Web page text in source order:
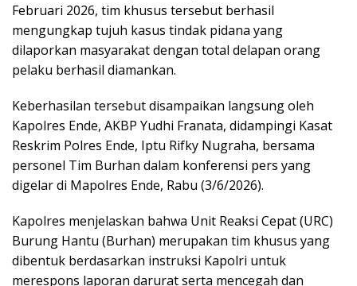
Februari 2026, tim khusus tersebut berhasil
mengungkap tujuh kasus tindak pidana yang
dilaporkan masyarakat dengan total delapan orang
pelaku berhasil diamankan.
Keberhasilan tersebut disampaikan langsung oleh
Kapolres Ende, AKBP Yudhi Franata, didampingi Kasat
Reskrim Polres Ende, Iptu Rifky Nugraha, bersama
personel Tim Burhan dalam konferensi pers yang
digelar di Mapolres Ende, Rabu (3/6/2026).
Kapolres menjelaskan bahwa Unit Reaksi Cepat (URC)
Burung Hantu (Burhan) merupakan tim khusus yang
dibentuk berdasarkan instruksi Kapolri untuk
merespons laporan darurat serta mencegah dan